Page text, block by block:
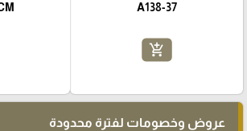
A138-37
add_shopping_cart
عروض وخصومات لفترة محدودة